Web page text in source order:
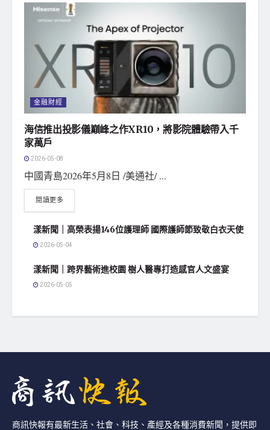
金融財經
海信推出投影儀巔峰之作XR10，將影院體驗帶入千
家萬戶
2026-05-08
中國青島2026年5月8日 /美通社/ ...
閱讀更多
漾新聞｜高榮表揚146位護理師 國際護師節致敬白衣天使
2026-05-04
漾新聞｜跨界藝術進校園 樹人醫專打造感官人文盛宴
2026-05-05
商訊快報有最新生活、社會、科技、產經及各種消費新聞，提供即